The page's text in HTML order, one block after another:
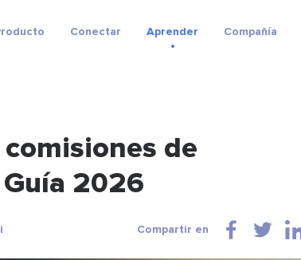
Conectar Aprender Compañía
de
2026
Compartir en